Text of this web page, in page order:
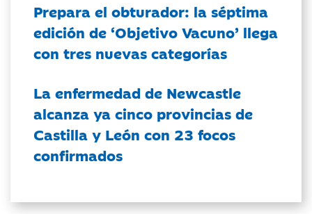
Prepara el obturador: la séptima
edición de ‘Objetivo Vacuno’ llega
con tres nuevas categorías
La enfermedad de Newcastle
alcanza ya cinco provincias de
Castilla y León con 23 focos
confirmados